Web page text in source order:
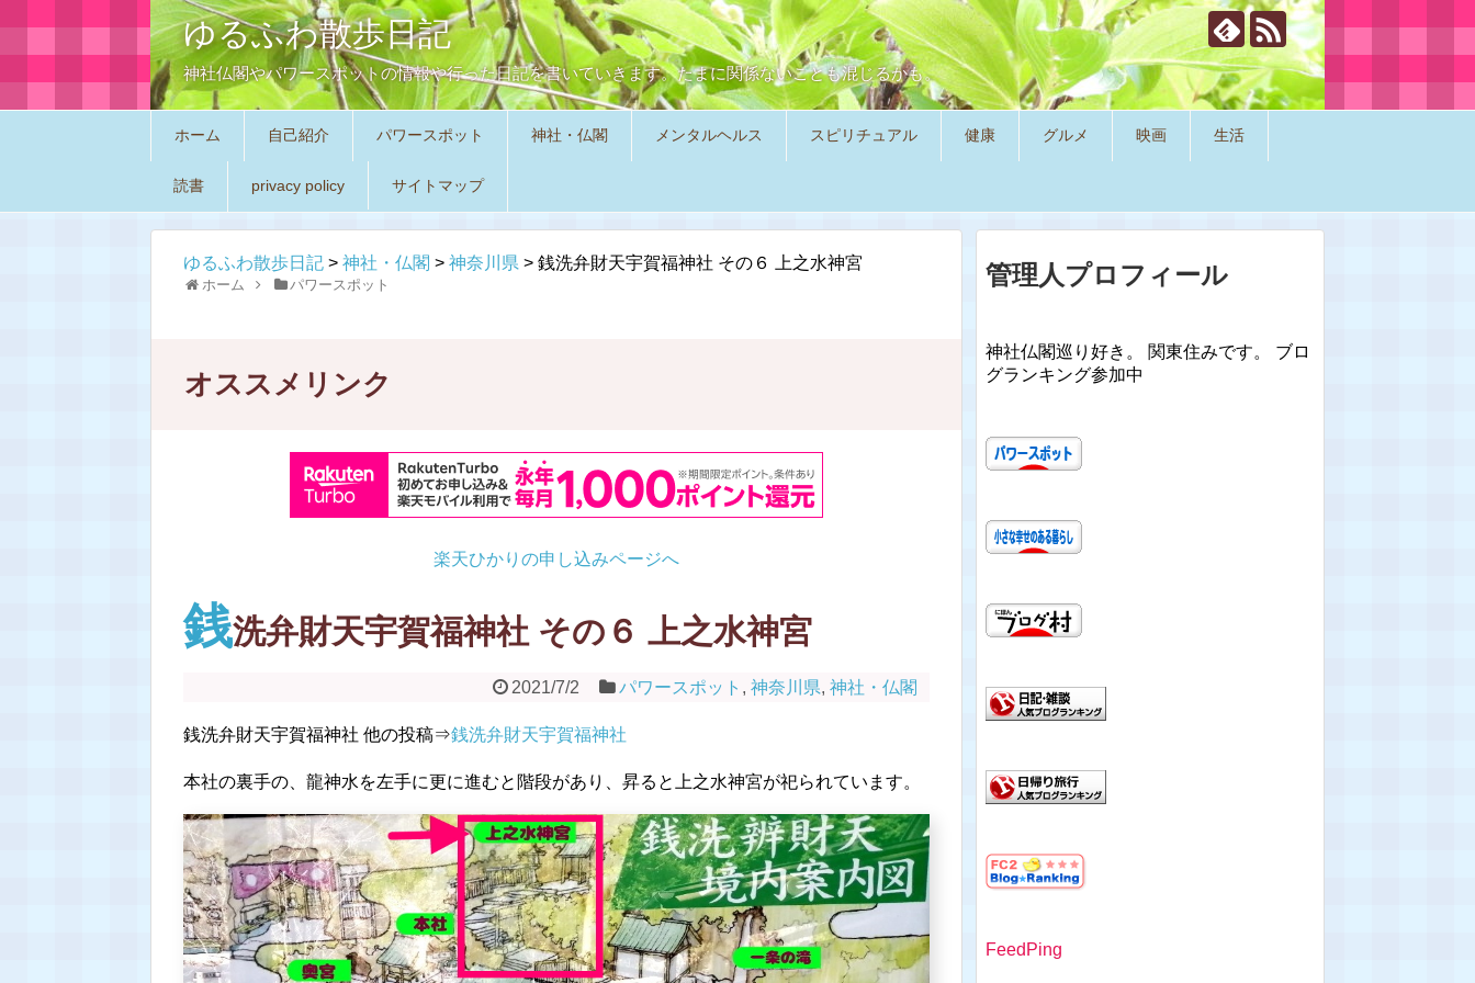
ゆるふわ散歩日記
神社仏閣やパワースポットの情報や行った日記を書いていきます。たまに関係ないことも混じるかも。
ホーム 自己紹介 パワースポット 神社・仏閣 メンタルヘルス スピリチュアル 健康 グルメ 映画 生活
読書 privacy policy サイトマップ
ゆるふわ散歩日記 > 神社・仏閣 > 神奈川県 > 銭洗弁財天宇賀福神社 その６ 上之水神宮
ホーム パワースポット
オススメリンク
楽天ひかりの申し込みページへ
銭洗弁財天宇賀福神社 その６ 上之水神宮
2021/7/2 パワースポット , 神奈川県, 神社・仏閣
銭洗弁財天宇賀福神社 他の投稿⇒銭洗弁財天宇賀福神社
本社の裏手の、龍神水を左手に更に進むと階段があり、昇ると上之水神宮が祀られています。
管理人プロフィール
神社仏閣巡り好き。 関東住みです。 ブロ
グランキング参加中
FeedPing